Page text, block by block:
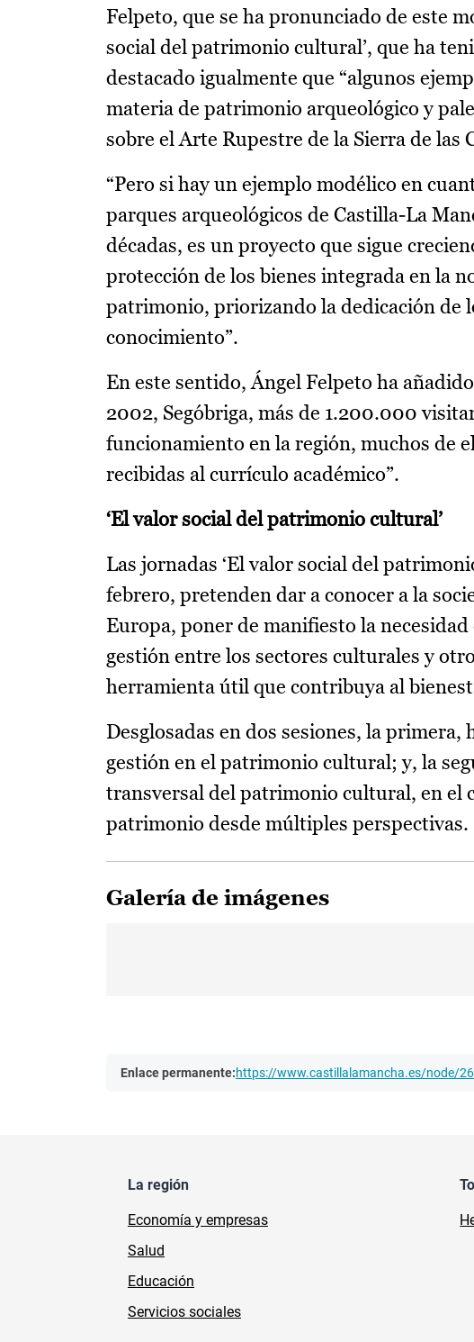
Felpeto, que se ha pronunciado de este
social del patrimonio cultural’, que ha
destacado igualmente que “algunos
materia de patrimonio arqueológico y
sobre el Arte Rupestre de la Sierra de las
“Pero si hay un ejemplo modélico en
parques arqueológicos de Castilla-La
décadas, es un proyecto que sigue
protección de los bienes integrada en la
patrimonio, priorizando la dedicación de
conocimiento”.
En este sentido, Ángel Felpeto ha
2002, Segóbriga, más de 1.200.000
funcionamiento en la región, muchos de
recibidas al currículo académico”.
‘El valor social del patrimonio cultural’
Las jornadas ‘El valor social del
febrero, pretenden dar a conocer a la
Europa, poner de manifiesto la
gestión entre los sectores culturales y
herramienta útil que contribuya al
Desglosadas en dos sesiones, la
gestión en el patrimonio cultural; y, la
transversal del patrimonio cultural, en el
patrimonio desde múltiples perspectivas.
Galería de imágenes
Enlace permanente:https://www.castillalamancha.es/node/
La región
Economía y empresas
Salud
Educación
Servicios sociales